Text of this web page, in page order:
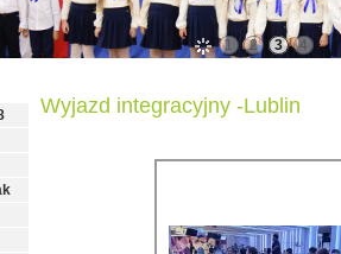
1 2 3 4
Wyjazd integracyjny -Lublin